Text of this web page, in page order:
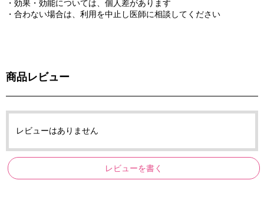
・効果・効能については、個人差があります
・合わない場合は、利用を中止し医師に相談してください
商品レビュー
レビューはありません
レビューを書く